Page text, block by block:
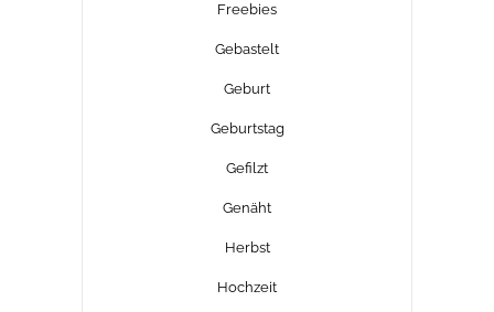
Freebies
Gebastelt
Geburt
Geburtstag
Gefilzt
Genäht
Herbst
Hochzeit